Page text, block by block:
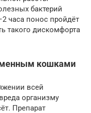
бактерий
часа понос пройдёт
такого дискомфорта
кошками
всей
организму
Препарат